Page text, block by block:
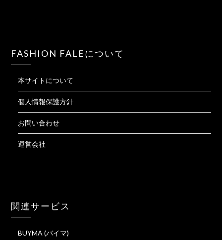
FASHION FALEについて
本サイトについて
個人情報保護方針
お問い合わせ
運営会社
関連サービス
BUYMA (バイマ)